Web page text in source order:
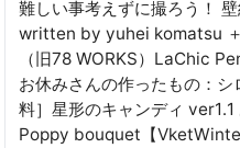
難しい事考えずに撮ろう！
written by yuhei komatsu
（旧78 WORKS）LaChic
お休みさんの作ったもの：
料］星形のキャンディ
Poppy bouquet【